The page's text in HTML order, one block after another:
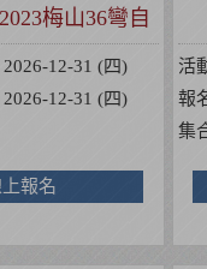
梅山36彎自
挑戰賽
2026-12-31 (四)
2026-12-31 (四)
報名
活
報
集